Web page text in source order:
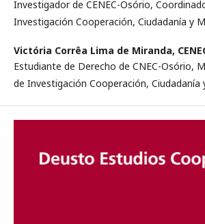
Investigador de CENEC-Osório,
Investigación Cooperación, Ciudadanía y
Victória Corrêa Lima de Miranda,
Estudiante de Derecho de CNEC-Osório,
de Investigación Cooperación, Ciudadanía